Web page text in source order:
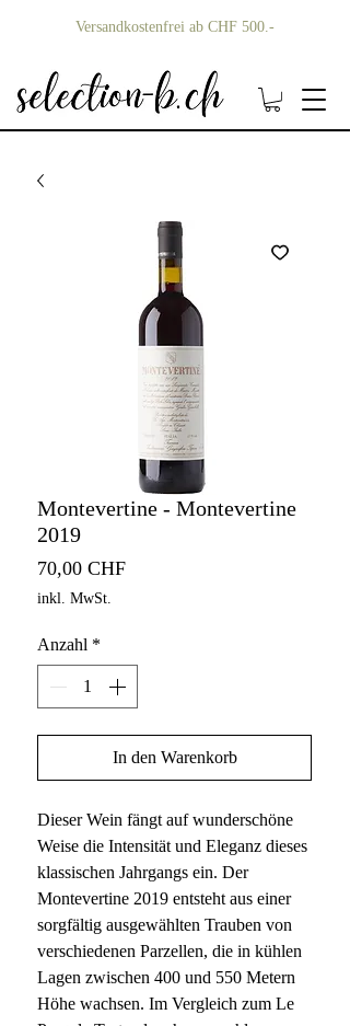
Versandkostenfrei ab CHF 500.-
Montevertine - Montevertine
2019
70,00 CHFPreis
inkl. MwSt.
Anzahl *
In den Warenkorb
Dieser Wein fängt auf wunderschöne
Weise die Intensität und Eleganz dieses
klassischen Jahrgangs ein. Der
Montevertine 2019 entsteht aus einer
sorgfältig ausgewählten Trauben von
verschiedenen Parzellen, die in kühlen
Lagen zwischen 400 und 550 Metern
Höhe wachsen. Im Vergleich zum Le